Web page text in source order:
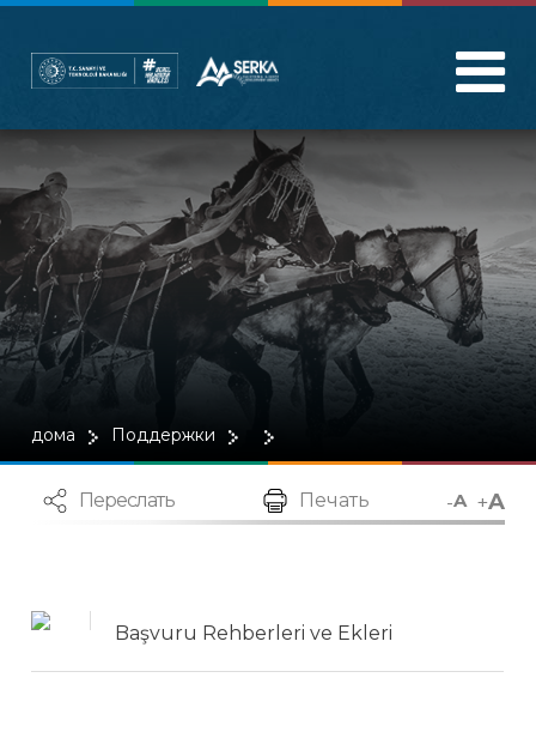
дома Поддержки
Переслать Печать -A +A
Başvuru Rehberleri ve Ekleri